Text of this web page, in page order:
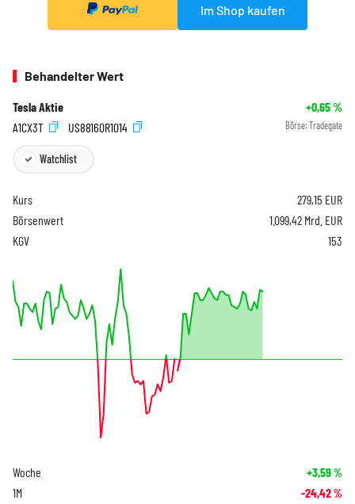
Im Shop kaufen
Behandelter Wert
Tesla Aktie +0,65%
A1CX3T
US88160R1014 Börse: Tradegate
Watchlist
Kurs 279,15 EUR
Börsenwert
1.099,42 Mrd. EUR
KGV
153
Woche +3,59%
1M -24,42%